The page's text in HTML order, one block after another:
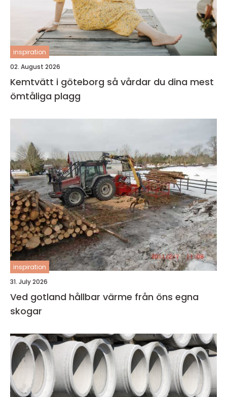
inspiration
02. August 2026
Kemtvätt i göteborg så vårdar du dina mest
ömtåliga plagg
inspiration
31. July 2026
Ved gotland hållbar värme från öns egna
skogar